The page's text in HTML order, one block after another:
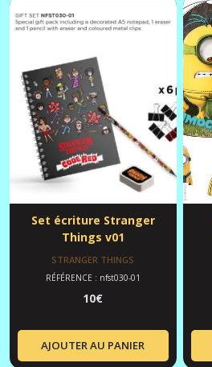
Set écriture Stranger
Things v01
STRANGER THINGS
RÉFÉRENCE : nfst030-01
10€
AJOUTER AU PANIER